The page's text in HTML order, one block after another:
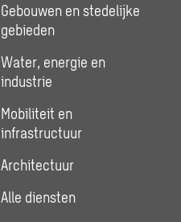
Gebouwen en stedelijke
gebieden
Water, energie en
industrie
Mobiliteit en
infrastructuur
Architectuur
Alle diensten